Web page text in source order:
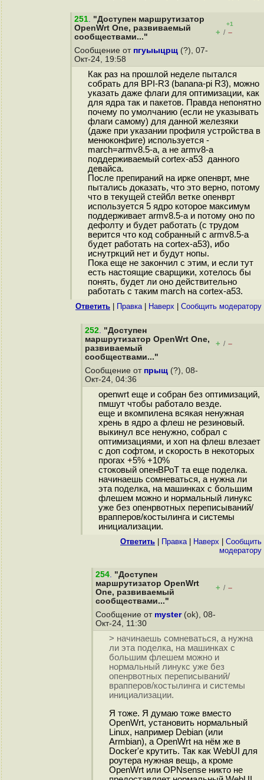
251. "Доступен маршрутизатор
OpenWrt One, развиваемый
сообществами..."
+1
+ / –
Сообщение от пгуыыцрщ (?), 07-
Окт-24, 19:58
Как раз на прошлой неделе пытался
собрать для BPI-R3 (banana-pi R3), можно
указать даже флаги для оптимизации, как
для ядра так и пакетов. Правда непонятно
почему по умолчанию (если не указывать
флаги самому) для данной железяки
(даже при указании профиля устройства в
менюконфиге) используется -
march=armv8.5-a, а не armv8-a
поддерживаемый cortex-a53 данного
девайса.
После препираний на ирке опенврт, мне
пытались доказать, что это верно, потому
что в текущей стейбл ветке опенврт
используется 5 ядро которое максимум
поддерживает armv8.5-a и потому оно по
дефолту и будет работать (с трудом
верится что код собранный с armv8.5-a
будет работать на cortex-a53), ибо
иснутркций нет и будут нопы.
Пока еще не закончил с этим, и если тут
есть настоящие сварщики, хотелось бы
понять, будет ли оно действительно
работать с таким march на cortex-a53.
Ответить Правка| Наверх Cообщить модератору
252. "Доступен
маршрутизатор OpenWrt One,
развиваемый
сообществами..."
+ / –
Сообщение от прыщ (?), 08-
Окт-24, 04:36
openwrt еще и собран без оптимизаций,
пмшут чтобы работало везде.
еще и вкомпилена всякая ненужная
хрень в ядро а флеш не резиновый.
выкинул все ненужно, собрал с
оптимизациями, и хоп на флеш влезает
с доп софтом, и скорость в некоторых
прогах +5% +10%
стоковый опенВРоТ та еще поделка.
начинаешь сомневаться, а нужна ли
эта поделка, на машинках с большим
флешем можно и нормальный линукс
уже без опенрвотных переписываний/
врапперов/костылинга и системы
инициализации.
Ответить Правка| Наверх
Cообщить
модератору
254. "Доступен
маршрутизатор OpenWrt
One, развиваемый
сообществами..."
+ / –
Сообщение от myster(ok), 08-
Окт-24, 11:30
> начинаешь сомневаться, а нужна
ли эта поделка, на машинках с
большим флешем можно и
нормальный линукс уже без
опенрвотных переписываний/
врапперов/костылинга и системы
инициализации.
Я тоже. Я думаю тоже вместо
OpenWrt, установить нормальный
Linux, например Debian (или
Armbian), а OpenWrt на нём же в
Docker'е крутить. Так как WebUI для
роутера нужная вещь, а кроме
OpenWrt или OPNsense никто не